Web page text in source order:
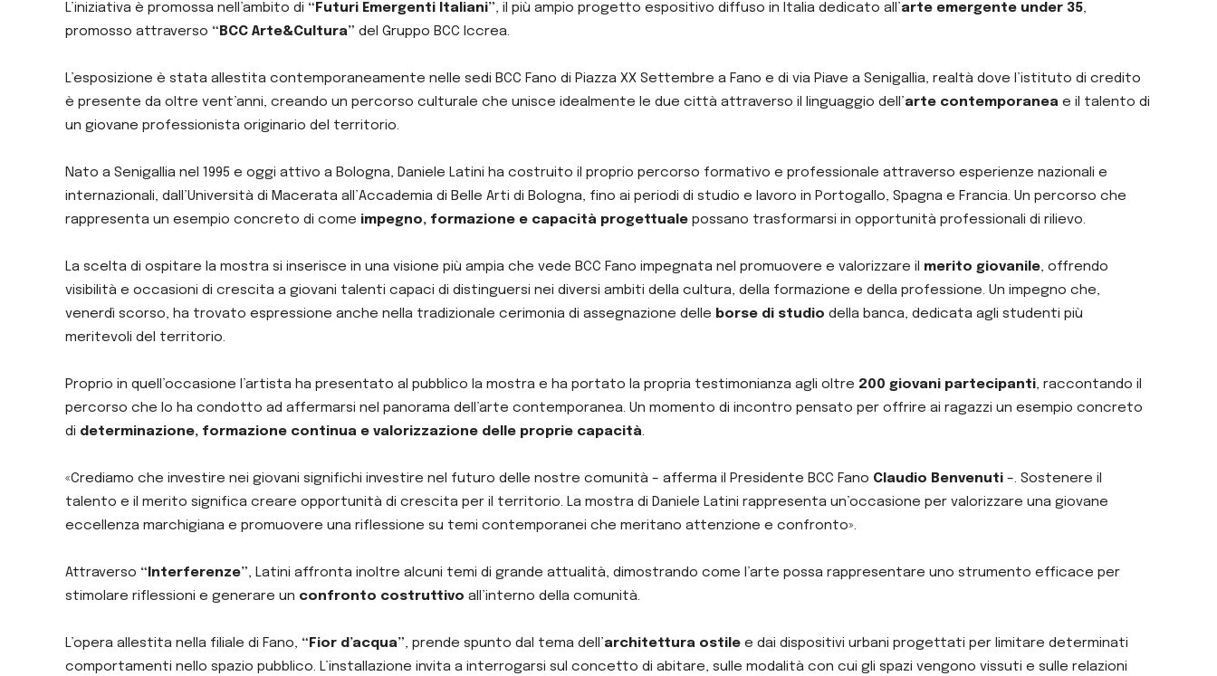
L’iniziativa è promossa nell’ambito di “Futuri Emergenti Italiani”, il più ampio progetto espositivo diffuso in Italia dedicato all’arte emergente under 35,
promosso attraverso “BCC Arte&Cultura” del Gruppo BCC Iccrea.
L’esposizione è stata allestita contemporaneamente nelle sedi BCC Fano di Piazza XX Settembre a Fano e di via Piave a Senigallia, realtà dove l’istituto di credito
è presente da oltre vent’anni, creando un percorso culturale che unisce idealmente le due città attraverso il linguaggio dell’arte contemporanea e il talento di
un giovane professionista originario del territorio.
Nato a Senigallia nel 1995 e oggi attivo a Bologna, Daniele Latini ha costruito il proprio percorso formativo e professionale attraverso esperienze nazionali e
internazionali, dall’Università di Macerata all’Accademia di Belle Arti di Bologna, fino ai periodi di studio e lavoro in Portogallo, Spagna e Francia. Un percorso che
rappresenta un esempio concreto di come impegno, formazione e capacità progettuale possano trasformarsi in opportunità professionali di rilievo.
La scelta di ospitare la mostra si inserisce in una visione più ampia che vede BCC Fano impegnata nel promuovere e valorizzare il merito giovanile, offrendo
visibilità e occasioni di crescita a giovani talenti capaci di distinguersi nei diversi ambiti della cultura, della formazione e della professione. Un impegno che,
venerdì scorso, ha trovato espressione anche nella tradizionale cerimonia di assegnazione delle borse di studio della banca, dedicata agli studenti più
meritevoli del territorio.
Proprio in quell’occasione l’artista ha presentato al pubblico la mostra e ha portato la propria testimonianza agli oltre 200 giovani partecipanti, raccontando il
percorso che lo ha condotto ad affermarsi nel panorama dell’arte contemporanea. Un momento di incontro pensato per offrire ai ragazzi un esempio concreto
di determinazione, formazione continua e valorizzazione delle proprie capacità.
«Crediamo che investire nei giovani significhi investire nel futuro delle nostre comunità – afferma il Presidente BCC Fano Claudio Benvenuti –. Sostenere il
talento e il merito significa creare opportunità di crescita per il territorio. La mostra di Daniele Latini rappresenta un’occasione per valorizzare una giovane
eccellenza marchigiana e promuovere una riflessione su temi contemporanei che meritano attenzione e confronto».
Attraverso “Interferenze”, Latini affronta inoltre alcuni temi di grande attualità, dimostrando come l’arte possa rappresentare uno strumento efficace per
stimolare riflessioni e generare un confronto costruttivo all’interno della comunità.
L’opera allestita nella filiale di Fano, “Fior d’acqua”, prende spunto dal tema dell’architettura ostile e dai dispositivi urbani progettati per limitare determinati
comportamenti nello spazio pubblico. L’installazione invita a interrogarsi sul concetto di abitare, sulle modalità con cui gli spazi vengono vissuti e sulle relazioni